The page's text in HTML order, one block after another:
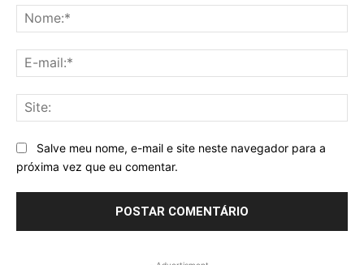
Salve meu nome, e-mail e site neste navegador para a
próxima vez que eu comentar.